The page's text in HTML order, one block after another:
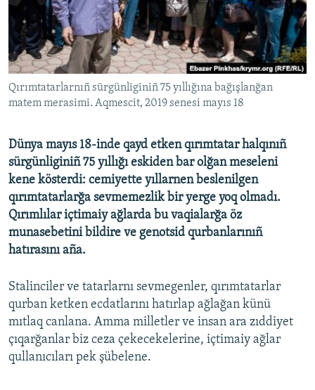
Русский
Українською
QOŞULIÑIZ!
RFE/RS bütün saytları
Qırımtatarlarnıñ sürgünliginiñ 75 yıllığına bağışlanğan
matem merasimi. Aqmescit, 2019 senesi mayıs 18
Dünya mayıs 18-inde qayd etken qırımtatar halqınıñ
sürgünliginiñ 75 yıllığı eskiden bar olğan meseleni
kene kösterdi: cemiyette yıllarnen beslenilgen
qırımtatarlarğa sevmemezlik bir yerge yoq olmadı.
Qırımlılar içtimaiy ağlarda bu vaqialarğa öz
munasebetini bildire ve genotsid qurbanlarınıñ
hatırasını aña.
Stalinciler ve tatarlarnı sevmegenler, qırımtatarlar
qurban ketken ecdatlarını hatırlap ağlağan künü
mıtlaq canlana. Amma milletler ve insan ara zıddiyet
çıqarğanlar biz ceza çekecekelerine, içtimaiy ağlar
qullanıcıları pek şübelene.